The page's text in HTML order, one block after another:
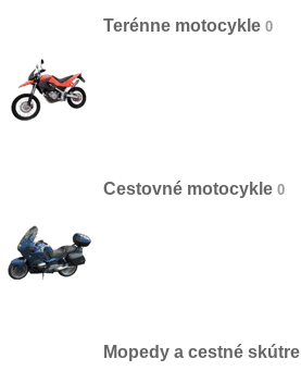
Terénne motocykle
Cestovné motocykle
Mopedy a cestné skútre